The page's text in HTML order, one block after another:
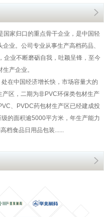
国家归口的重点骨干企业，是中国轻
业。公司专业从事生产高档药品、
企业不断磨砺自我，吐颖呈锋，至今
产企业。
在中国经济增长快，市场容量大的
区，二期为非PVC环保类包材生产
、PVDC药包材生产区已经建成投
的面积逾5000平方米，年生产能力
档食品日用品包装......